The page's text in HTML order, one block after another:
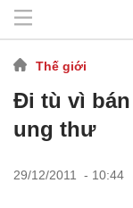
Thế giới
Đi tù vì
ung thư
29/12/2011 - 10:44